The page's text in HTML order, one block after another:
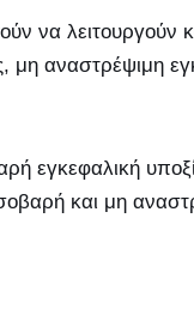
να
μη αναστρέψιμη
εγκεφαλική
και μη